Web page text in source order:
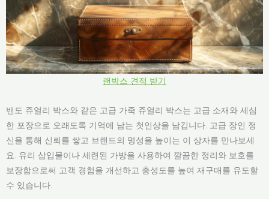
랜박스 견적 받기
밴도 쥬얼리 박스와 같은 고급 가죽 쥬얼리 박스는 고급 소재와 세심
한 포장으로 오래도록 기억에 남는 첫인상을 남깁니다. 고급 장인 정
신을 통해 신뢰를 쌓고 브랜드의 명성을 높이는 이 상자를 만나보세
요. 유리 삽입물이나 세련된 가방을 사용하여 깔끔한 정리와 보호를
보장함으로써 고객 경험을 개선하고 충성도를 높여 재구매를 유도할
수 있습니다.